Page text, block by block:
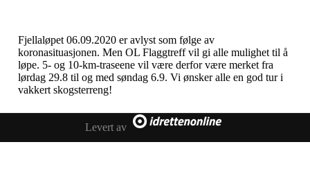
Fjellaløpet 06.09.2020 er avlyst som følge av
koronasituasjonen. Men OL Flaggtreff vil gi alle mulighet til å
løpe. 5- og 10-km-traseene vil være derfor være merket fra
lørdag 29.8 til og med søndag 6.9. Vi ønsker alle en god tur i
vakkert skogsterreng!
Levert av